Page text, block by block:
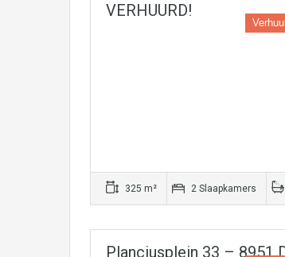
VERHUURD!
325 m² 2 Slaapkamers
Planciusplein 33 – 8951